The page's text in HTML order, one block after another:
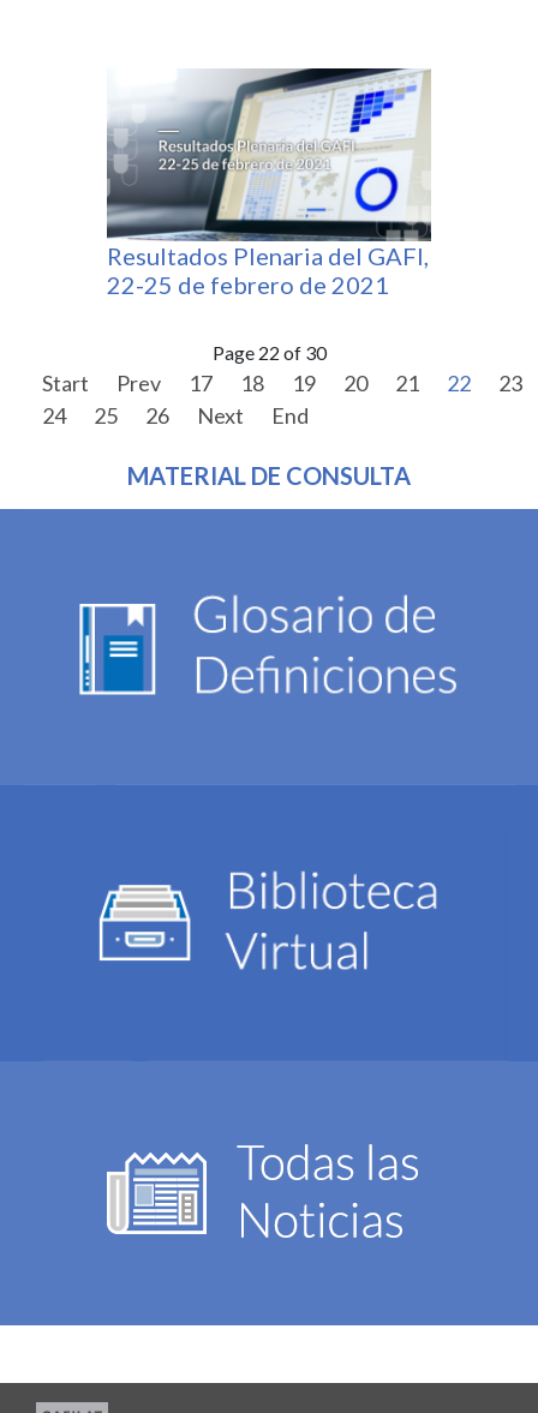
Resultados Plenaria del GAFI,
22-25 de febrero de 2021
Page 22 of 30
Start Prev 17 18 19 20 21 22
23
24
25 26 Next End
MATERIAL DE CONSULTA